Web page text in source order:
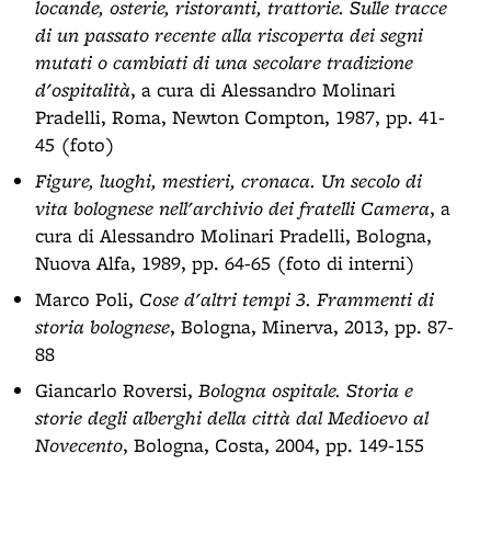
locande, osterie, ristoranti, trattorie. Sulle tracce
di un passato recente alla riscoperta dei segni
mutati o cambiati di una secolare tradizione
d'ospitalità, a cura di Alessandro Molinari
Pradelli, Roma, Newton Compton, 1987, pp. 41-
45 (foto)
Figure, luoghi, mestieri, cronaca. Un secolo di
vita bolognese nell'archivio dei fratelli Camera, a
cura di Alessandro Molinari Pradelli, Bologna,
Nuova Alfa, 1989, pp. 64-65 (foto di interni)
Marco Poli, Cose d'altri tempi 3. Frammenti di
storia bolognese, Bologna, Minerva, 2013, pp. 87-
88
Giancarlo Roversi, Bologna ospitale. Storia e
storie degli alberghi della città dal Medioevo al
Novecento, Bologna, Costa, 2004, pp. 149-155